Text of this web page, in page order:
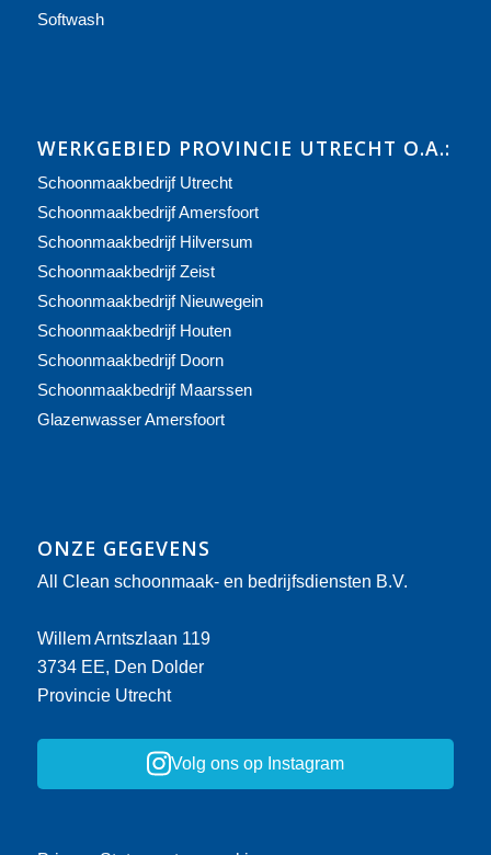
Softwash
WERKGEBIED PROVINCIE UTRECHT O.A.:
Schoonmaakbedrijf Utrecht
Schoonmaakbedrijf Amersfoort
Schoonmaakbedrijf Hilversum
Schoonmaakbedrijf Zeist
Schoonmaakbedrijf Nieuwegein
Schoonmaakbedrijf Houten
Schoonmaakbedrijf Doorn
Schoonmaakbedrijf Maarssen
Glazenwasser Amersfoort
ONZE GEGEVENS
All Clean schoonmaak- en bedrijfsdiensten B.V.
Willem Arntszlaan 119
3734 EE, Den Dolder
Provincie Utrecht
Volg ons op Instagram